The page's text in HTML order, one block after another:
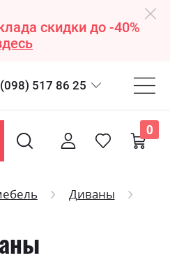
скидки до -40%
(098) 517 86 25
0
Диваны